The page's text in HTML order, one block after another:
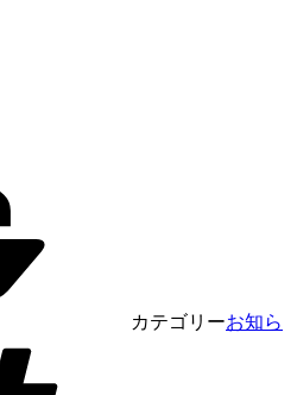
カテゴリーお知ら